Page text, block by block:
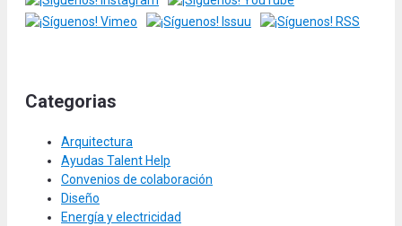
Categorias
Arquitectura
Ayudas Talent Help
Convenios de colaboración
Diseño
Energía y electricidad